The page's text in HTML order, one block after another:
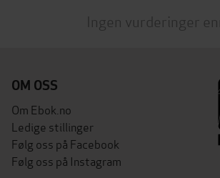
Ingen vurderinger
OM OSS
Om Ebok.no
Ledige stillinger
Følg oss på Facebook
Følg oss på Instagram